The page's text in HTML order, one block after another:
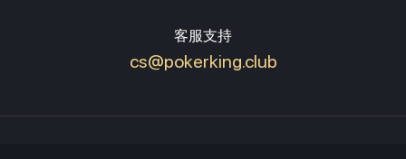
客服支持
cs@pokerking.club